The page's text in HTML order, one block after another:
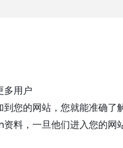
多用户
到您的网站，您就能准确
料，一旦他们进入您的网